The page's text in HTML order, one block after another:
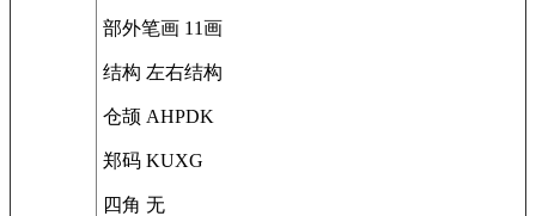
部外笔画 11画
结构 左右结构
仓颉 AHPDK
郑码 KUXG
四角 无